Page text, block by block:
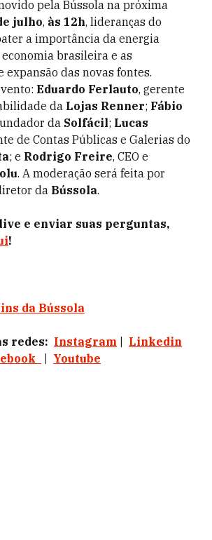
pela Bússola na próxima
julho, às 12h, lideranças do
a importância da energia
brasileira e as
das novas fontes.
Eduardo Ferlauto, gerente
da Lojas Renner; Fábio
da Solfácil; Lucas
de Contas Públicas e Galerias do
; e Rodrigo Freire, CEO e
. A moderação será feita por
da Bússola.
e enviar suas perguntas,
!
da Bússola
redes: Instagram
Linkedin
Youtube